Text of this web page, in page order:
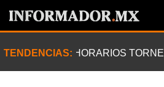
TENDENCIAS: HORARIOS